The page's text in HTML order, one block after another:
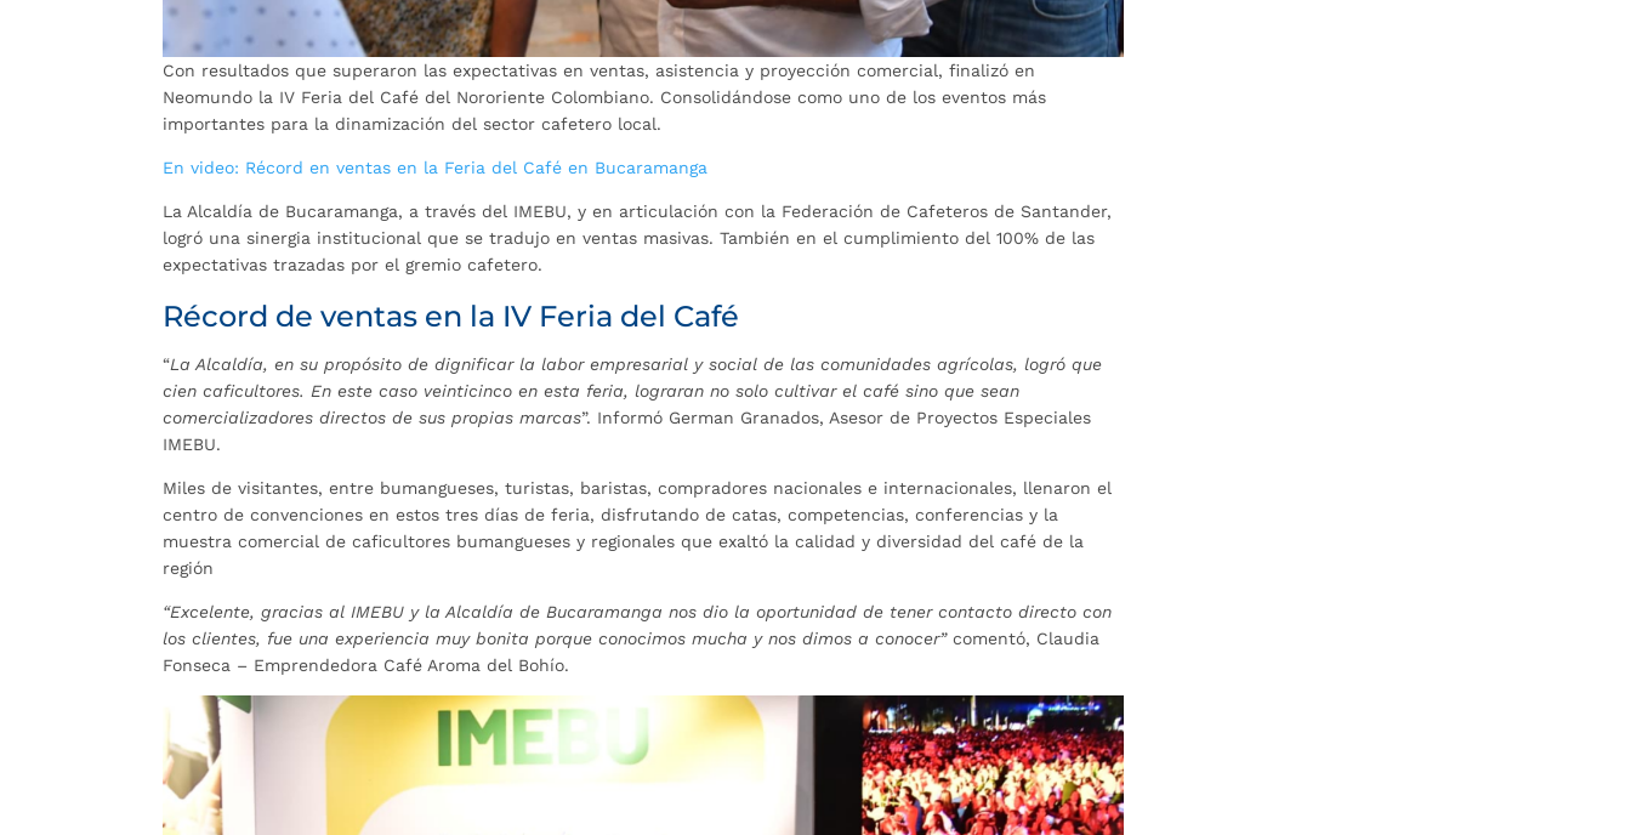
Con resultados que superaron las expectativas en ventas, asistencia y proyección comercial, finalizó en
Neomundo la IV Feria del Café del Nororiente Colombiano. Consolidándose como uno de los eventos más
importantes para la dinamización del sector cafetero local.
En video: Récord en ventas en la Feria del Café en Bucaramanga
La Alcaldía de Bucaramanga, a través del IMEBU, y en articulación con la Federación de Cafeteros de Santander,
logró una sinergia institucional que se tradujo en ventas masivas. También en el cumplimiento del 100% de las
expectativas trazadas por el gremio cafetero.
Récord de ventas en la IV Feria del Café
“La Alcaldía, en su propósito de dignificar la labor empresarial y social de las comunidades agrícolas, logró que
cien caficultores. En este caso veinticinco en esta feria, lograran no solo cultivar el café sino que sean
comercializadores directos de sus propias marcas”. Informó German Granados, Asesor de Proyectos Especiales
IMEBU.
Miles de visitantes, entre bumangueses, turistas, baristas, compradores nacionales e internacionales, llenaron el
centro de convenciones en estos tres días de feria, disfrutando de catas, competencias, conferencias y la
muestra comercial de caficultores bumangueses y regionales que exaltó la calidad y diversidad del café de la
región
“Excelente, gracias al IMEBU y la Alcaldía de Bucaramanga nos dio la oportunidad de tener contacto directo con
los clientes, fue una experiencia muy bonita porque conocimos mucha y nos dimos a conocer”comentó, Claudia
Fonseca – Emprendedora Café Aroma del Bohío.